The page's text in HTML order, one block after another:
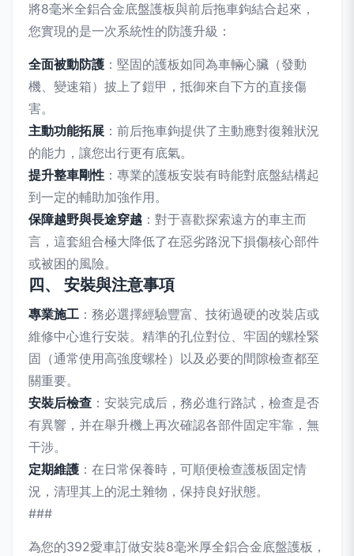
將8毫米全鋁合金底盤護板與前后拖車鉤結合起來，
您實現的是一次系統性的防護升級：
全面被動防護 ：堅固的護板如同為車輛心臟（發動
機、變速箱）披上了鎧甲，抵御來自下方的直接傷
害。
主動功能拓展 ：前后拖車鉤提供了主動應對復雜狀況
的能力，讓您出行更有底氣。
提升整車剛性 ：專業的護板安裝有時能對底盤結構起
到一定的輔助加強作用。
保障越野與長途穿越 ：對于喜歡探索遠方的車主而
言，這套組合極大降低了在惡劣路況下損傷核心部件
或被困的風險。
四、 安裝與注意事項
專業施工 ：務必選擇經驗豐富、技術過硬的改裝店或
維修中心進行安裝。精準的孔位對位、牢固的螺栓緊
固（通常使用高強度螺栓）以及必要的間隙檢查都至
關重要。
安裝后檢查 ：安裝完成后，務必進行路試，檢查是否
有異響，并在舉升機上再次確認各部件固定牢靠，無
干涉。
定期維護 ：在日常保養時，可順便檢查護板固定情
況，清理其上的泥土雜物，保持良好狀態。
###
為您的392愛車訂做安裝8毫米厚全鋁合金底盤護板，